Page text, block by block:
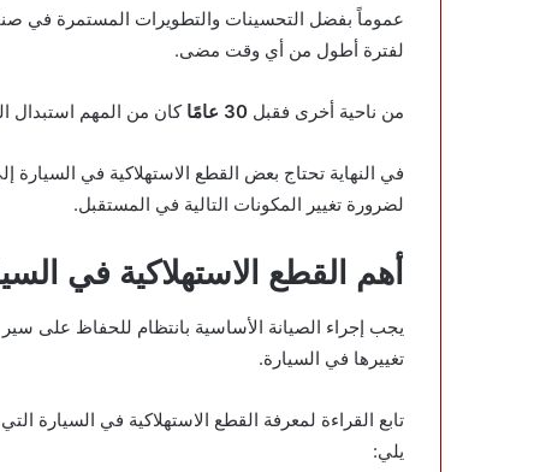
عموماً بفضل التحسينات والتطويرات المستمرة في
لفترة أطول من أي وقت مضى.
من ناحية أخرى فقبل 30 عامًا كان من المهم استبدال
في النهاية تحتاج بعض القطع الاستهلاكية في السيارة
لضرورة تغيير المكونات التالية في المستقبل.
أهم القطع الاستهلاكية في
يجب إجراء الصيانة الأساسية بانتظام للحفاظ على
تغييرها في السيارة.
تابع القراءة لمعرفة القطع الاستهلاكية في السيارة
يلي: